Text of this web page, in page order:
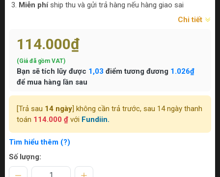
Miễn phíship thu và gửi trả hàng nếu hàng giao sai
Chi tiết
114.000₫
(Giá đã gồm VAT)
Bạn sẽ tích lũy được 1,03 điểm tương đương 1.026₫
để mua hàng lần sau
[Trả sau 14 ngày ] không cần trả trước, sau 14 ngày thanh
toán 114.000 ₫ với Fundiin.
Tìm hiểu thêm (?)
Số lượng: